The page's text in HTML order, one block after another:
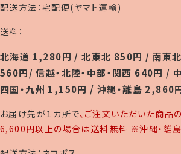
配送方法：宅配便(ヤマト運輸)
送料：
北海道 1,280円 / 北東北 850円 / 南東
560円/ 信越・北陸・中部・関西 640円 /
四国・九州 1,150円 / 沖縄・離島 2,860
お届け先が１カ所で、ご注文いただいた商品
6,600円以上の場合は送料無料 ※沖縄・離島